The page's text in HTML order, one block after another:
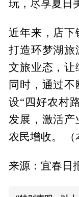
玩，尽享夏日
近年来，店下
打造环梦湖旅
文旅业态，让
同时，通过
设“四好农村
发展，激活产
农民增收。 （
来源：宜春日